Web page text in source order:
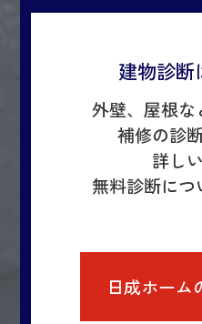
建物診断
外壁、屋根な
補修の診
詳し
無料診断につ
日成ホーム